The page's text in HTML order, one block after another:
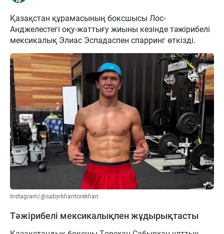
Қазақстан құрамасының боксшысы Лос-
Анджелестегі оқу-жаттығу жиыны кезінде тәжірибелі
мексикалық Элиас Эспадаспен спарринг өткізді.
Instagram/@sabyrkhantorekhan
Тәжірибелі мексикалықпен жұдырықтасты